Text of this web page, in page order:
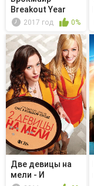
Breakout Year
2017 год 0%
Две девицы на
мели - И